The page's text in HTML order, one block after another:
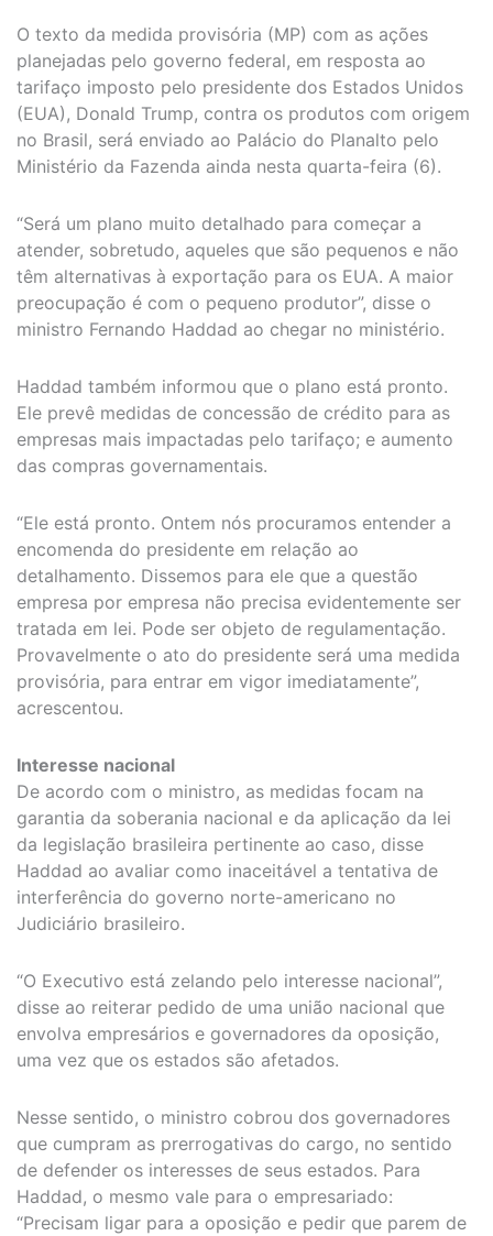
O texto da medida provisória (MP) com as ações
planejadas pelo governo federal, em resposta ao
tarifaço imposto pelo presidente dos Estados Unidos
(EUA), Donald Trump, contra os produtos com origem
no Brasil, será enviado ao Palácio do Planalto pelo
Ministério da Fazenda ainda nesta quarta-feira (6).
“Será um plano muito detalhado para começar a
atender, sobretudo, aqueles que são pequenos e não
têm alternativas à exportação para os EUA. A maior
preocupação é com o pequeno produtor”, disse o
ministro Fernando Haddad ao chegar no ministério.
Haddad também informou que o plano está pronto.
Ele prevê medidas de concessão de crédito para as
empresas mais impactadas pelo tarifaço; e aumento
das compras governamentais.
“Ele está pronto. Ontem nós procuramos entender a
encomenda do presidente em relação ao
detalhamento. Dissemos para ele que a questão
empresa por empresa não precisa evidentemente ser
tratada em lei. Pode ser objeto de regulamentação.
Provavelmente o ato do presidente será uma medida
provisória, para entrar em vigor imediatamente”,
acrescentou.
Interesse nacional
De acordo com o ministro, as medidas focam na
garantia da soberania nacional e da aplicação da lei
da legislação brasileira pertinente ao caso, disse
Haddad ao avaliar como inaceitável a tentativa de
interferência do governo norte-americano no
Judiciário brasileiro.
“O Executivo está zelando pelo interesse nacional”,
disse ao reiterar pedido de uma união nacional que
envolva empresários e governadores da oposição,
uma vez que os estados são afetados.
Nesse sentido, o ministro cobrou dos governadores
que cumpram as prerrogativas do cargo, no sentido
de defender os interesses de seus estados. Para
Haddad, o mesmo vale para o empresariado:
“Precisam ligar para a oposição e pedir que parem de